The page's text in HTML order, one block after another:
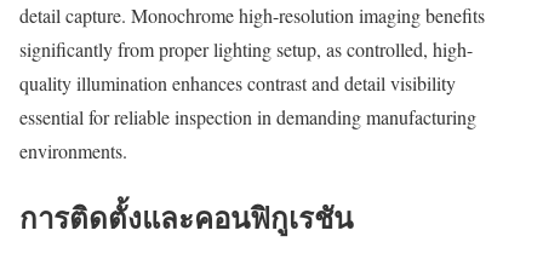
detail capture. Monochrome high-resolution imaging benefits
significantly from proper lighting setup, as controlled, high-
quality illumination enhances contrast and detail visibility
essential for reliable inspection in demanding manufacturing
environments.
การติดตั้งและคอนฟิกูเรชัน